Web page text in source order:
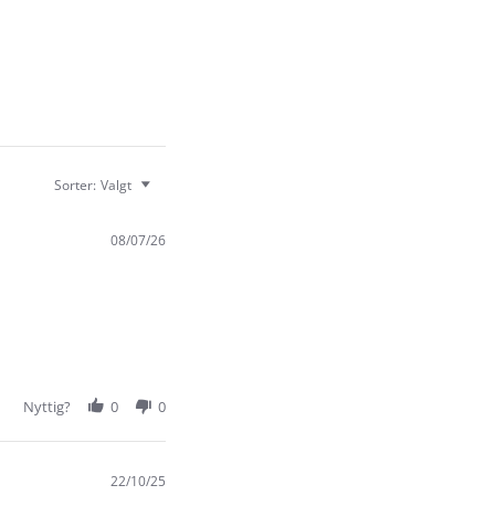
Sorter: Valgt
08/07/26
Nyttig? 0 0
22/10/25